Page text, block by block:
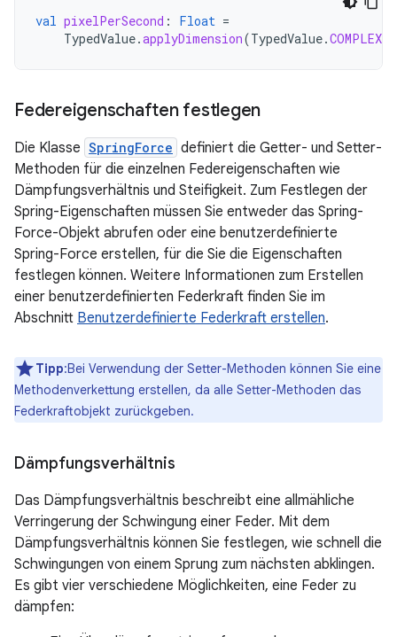
val pixelPerSecond : Float =
TypedValue.applyDimension(TypedValue.
Federeigenschaften festlegen
Die Klasse SpringForce definiert die Getter- und Setter-
Methoden für die einzelnen Federeigenschaften wie
Dämpfungsverhältnis und Steifigkeit. Zum Festlegen der
Spring-Eigenschaften müssen Sie entweder das Spring-
Force-Objekt abrufen oder eine benutzerdefinierte
Spring-Force erstellen, für die Sie die Eigenschaften
festlegen können. Weitere Informationen zum Erstellen
einer benutzerdefinierten Federkraft finden Sie im
Abschnitt Benutzerdefinierte Federkraft erstellen.
Tipp:Bei Verwendung der Setter-Methoden können Sie eine
Methodenverkettung erstellen, da alle Setter-Methoden das
Federkraftobjekt zurückgeben.
Dämpfungsverhältnis
Das Dämpfungsverhältnis beschreibt eine allmähliche
Verringerung der Schwingung einer Feder. Mit dem
Dämpfungsverhältnis können Sie festlegen, wie schnell die
Schwingungen von einem Sprung zum nächsten abklingen.
Es gibt vier verschiedene Möglichkeiten, eine Feder zu
dämpfen: